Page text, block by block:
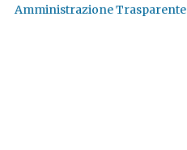
Amministrazione Trasparente